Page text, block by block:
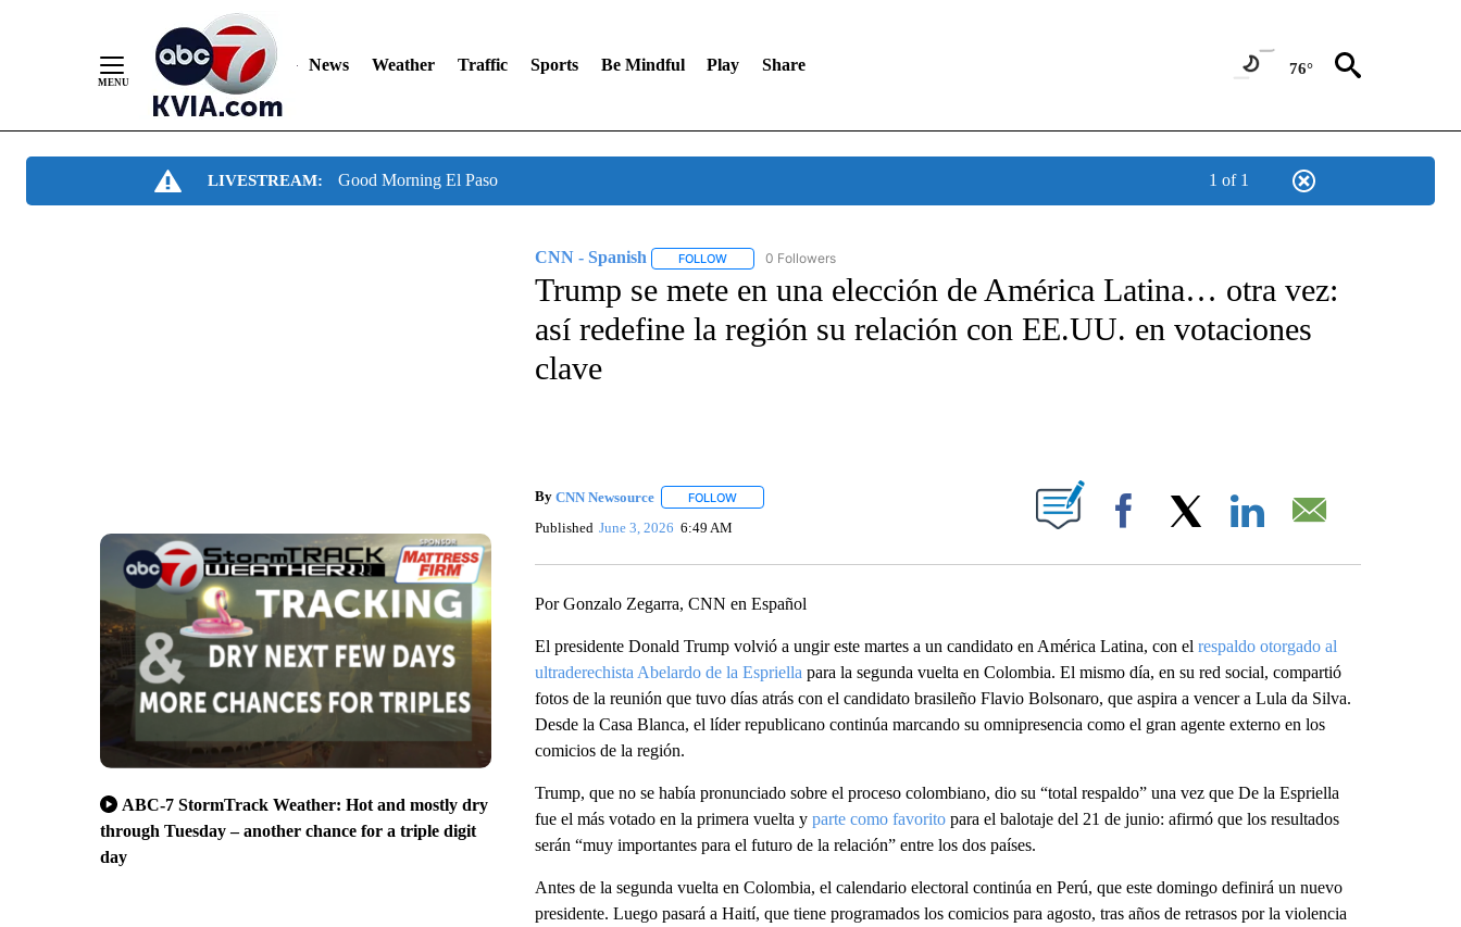
News Weather Traffic Sports Be Mindful Play Share 76°
LIVESTREAM: Good Morning El Paso 1 of 1
ABC-7 StormTrack Weather: Hot and mostly dry
through Tuesday – another chance for a triple digit
day
CNN - Spanish FOLLOWFOLLOW "CNN - SPANISH" TO RECEIVE NOTIFICATIONS ABOUT NEW PAGES ON "CNN - SPANISH".
0 Followers
Trump se mete en una elección de América Latina… otra vez:
así redefine la región su relación con EE.UU. en votaciones
clave
By CNN Newsource FOLLOWFOLLOW "" TO RECEIVE NOTIFICATIONS ABOUT NEW PAGES ON "".
Published June 3, 2026 6:49 AM Facebook
Por Gonzalo Zegarra, CNN en Español
El presidente Donald Trump volvió a ungir este martes a un candidato en América Latina, con el respaldo otorgado al
ultraderechista Abelardo de la Espriella para la segunda vuelta en Colombia. El mismo día, en su red social, compartió
fotos de la reunión que tuvo días atrás con el candidato brasileño Flavio Bolsonaro, que aspira a vencer a Lula da Silva.
Desde la Casa Blanca, el líder republicano continúa marcando su omnipresencia como el gran agente externo en los
comicios de la región.
Trump, que no se había pronunciado sobre el proceso colombiano, dio su “total respaldo” una vez que De la Espriella
fue el más votado en la primera vuelta y parte como favoritopara el balotaje del 21 de junio: afirmó que los resultados
serán “muy importantes para el futuro de la relación” entre los dos países.
Antes de la segunda vuelta en Colombia, el calendario electoral continúa en Perú, que este domingo definirá un nuevo
presidente. Luego pasará a Haití, que tiene programados los comicios para agosto, tras años de retrasos por la violencia